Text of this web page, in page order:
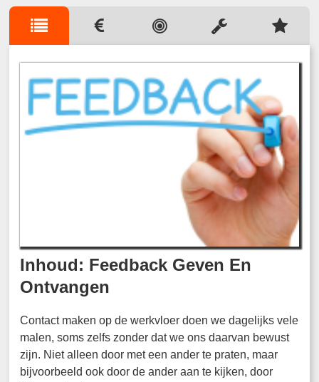
Inhoud: Feedback Geven En
Ontvangen
Contact maken op de werkvloer doen we dagelijks vele
malen, soms zelfs zonder dat we ons daarvan bewust
zijn. Niet alleen door met een ander te praten, maar
bijvoorbeeld ook door de ander aan te kijken, door